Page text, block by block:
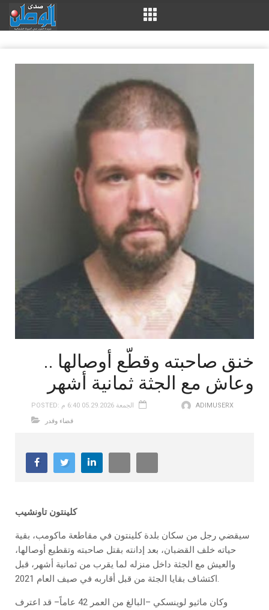
خنق صاحبته وقطّع أوصالها ..
وعاش مع الجثة ثمانية أشهر
POSTED: الجمعة 05.29.2026 6:40 م
ADIMUSERX
قضاء وقدر
كلينتون تاونشيب
سيقضي رجل من سكان بلدة كلينتون في مقاطعة ماكومب، بقية
حياته خلف القضبان، بعد إدانته بقتل صاحبته وتقطيع أوصالها،
والعيش مع الجثة داخل منزله لما يقرب من ثمانية أشهر، قبل
اكتشاف بقايا الجثة من قبل أقاربه في صيف العام 2021.
وكان ماثيو لوينسكي –البالغ من العمر 42 عاماً– قد اعترف